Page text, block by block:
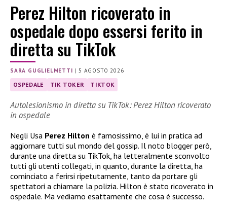
Perez Hilton ricoverato in
ospedale dopo essersi ferito in
diretta su TikTok
SARA GUGLIELMETTI |5 AGOSTO 2026
OSPEDALE TIK TOKER TIKTOK
Autolesionismo in diretta su TikTok: Perez Hilton ricoverato
in ospedale
Negli Usa Perez Hilton è famosissimo, è lui in pratica ad
aggiornare tutti sul mondo del gossip. Il noto blogger però,
durante una diretta su TikTok, ha letteralmente sconvolto
tutti gli utenti collegati, in quanto, durante la diretta, ha
cominciato a ferirsi ripetutamente, tanto da portare gli
spettatori a chiamare la polizia. Hilton è stato ricoverato in
ospedale. Ma vediamo esattamente che cosa è successo.